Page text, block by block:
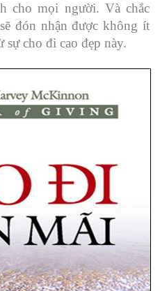
cho mọi người. Và chắc
đón nhận được không ít
cho đi cao đẹp này.